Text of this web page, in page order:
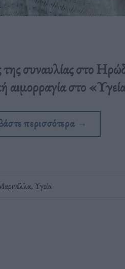
συναυλίας στο
αιμορραγία στο
περισσότερα →
, Υγεία